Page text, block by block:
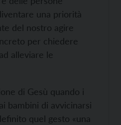
una priorità
del nostro agire
per chiedere
alleviare le
di Gesù quando i
bambini di avvicinarsi
quel gesto «una